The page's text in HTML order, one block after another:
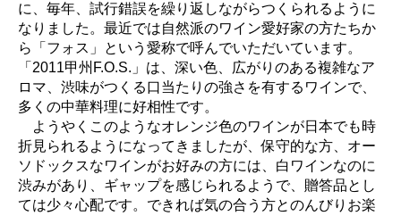
に、毎年、試行錯誤を繰り返しながらつくられるように
なりました。最近では自然派のワイン愛好家の方たちか
ら「フォス」という愛称で呼んでいただいています。
「2011甲州F.O.S.」は、深い色、広がりのある複雑なア
ロマ、渋味がつくる口当たりの強さを有するワインで、
多くの中華料理に好相性です。
ようやくこのようなオレンジ色のワインが日本でも時
折見られるようになってきましたが、保守的な方、オー
ソドックスなワインがお好みの方には、白ワインなのに
渋みがあり、ギャップを感じられるようで、贈答品とし
ては少々心配です。できれば気の合う方とのんびりお楽